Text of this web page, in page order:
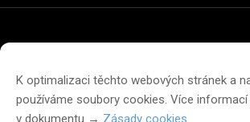
K optimalizaci těchto webových stránek a
používáme soubory cookies. Více informací
v dokumentu → Zásady cookies
Prohlášení o přístupnosti
Prohlášení o
Zásady cookies (EU)